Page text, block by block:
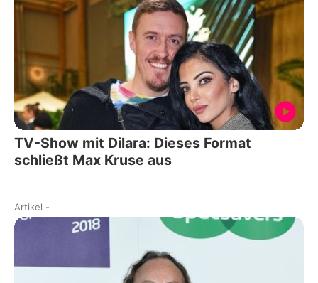
TV-Show mit Dilara: Dieses Format
schließt Max Kruse aus
Artikel -